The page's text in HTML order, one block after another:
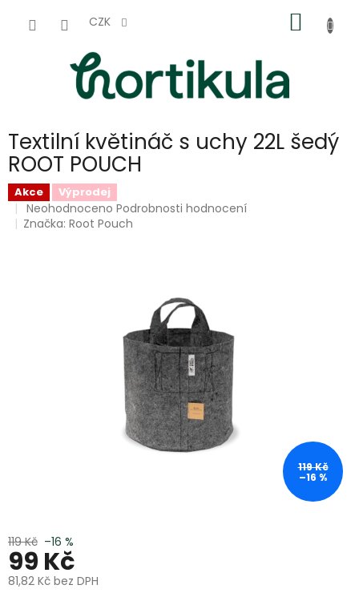
CZK
KOŠÍK
Textilní květináč s uchy 22L šedý
ROOT POUCH
Akce Výprodej
Průměrné
hodnocení
Neohodnoceno Podrobnosti hodnocení
Značka:Root Pouch
119 Kč
–16 %
119 Kč –16 %
99 Kč
81,82 Kč bez DPH